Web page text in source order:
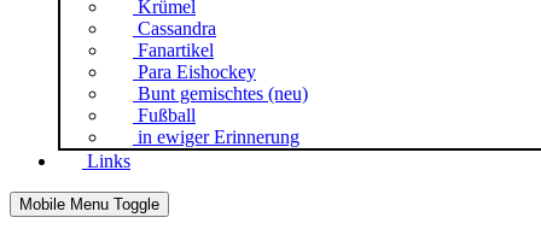
Krümel
Cassandra
Fanartikel
Para Eishockey
Bunt gemischtes (neu)
Fußball
in ewiger Erinnerung
Links
Mobile Menu Toggle